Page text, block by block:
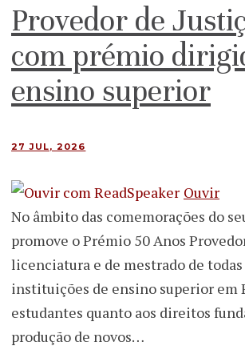
Provedor de
com prémio
ensino superior
27 JUL, 2026
Ouvir
No âmbito das comemorações do
promove o Prémio 50 Anos
licenciatura e de mestrado de
instituições de ensino superior em
estudantes quanto aos direitos
produção de novos…